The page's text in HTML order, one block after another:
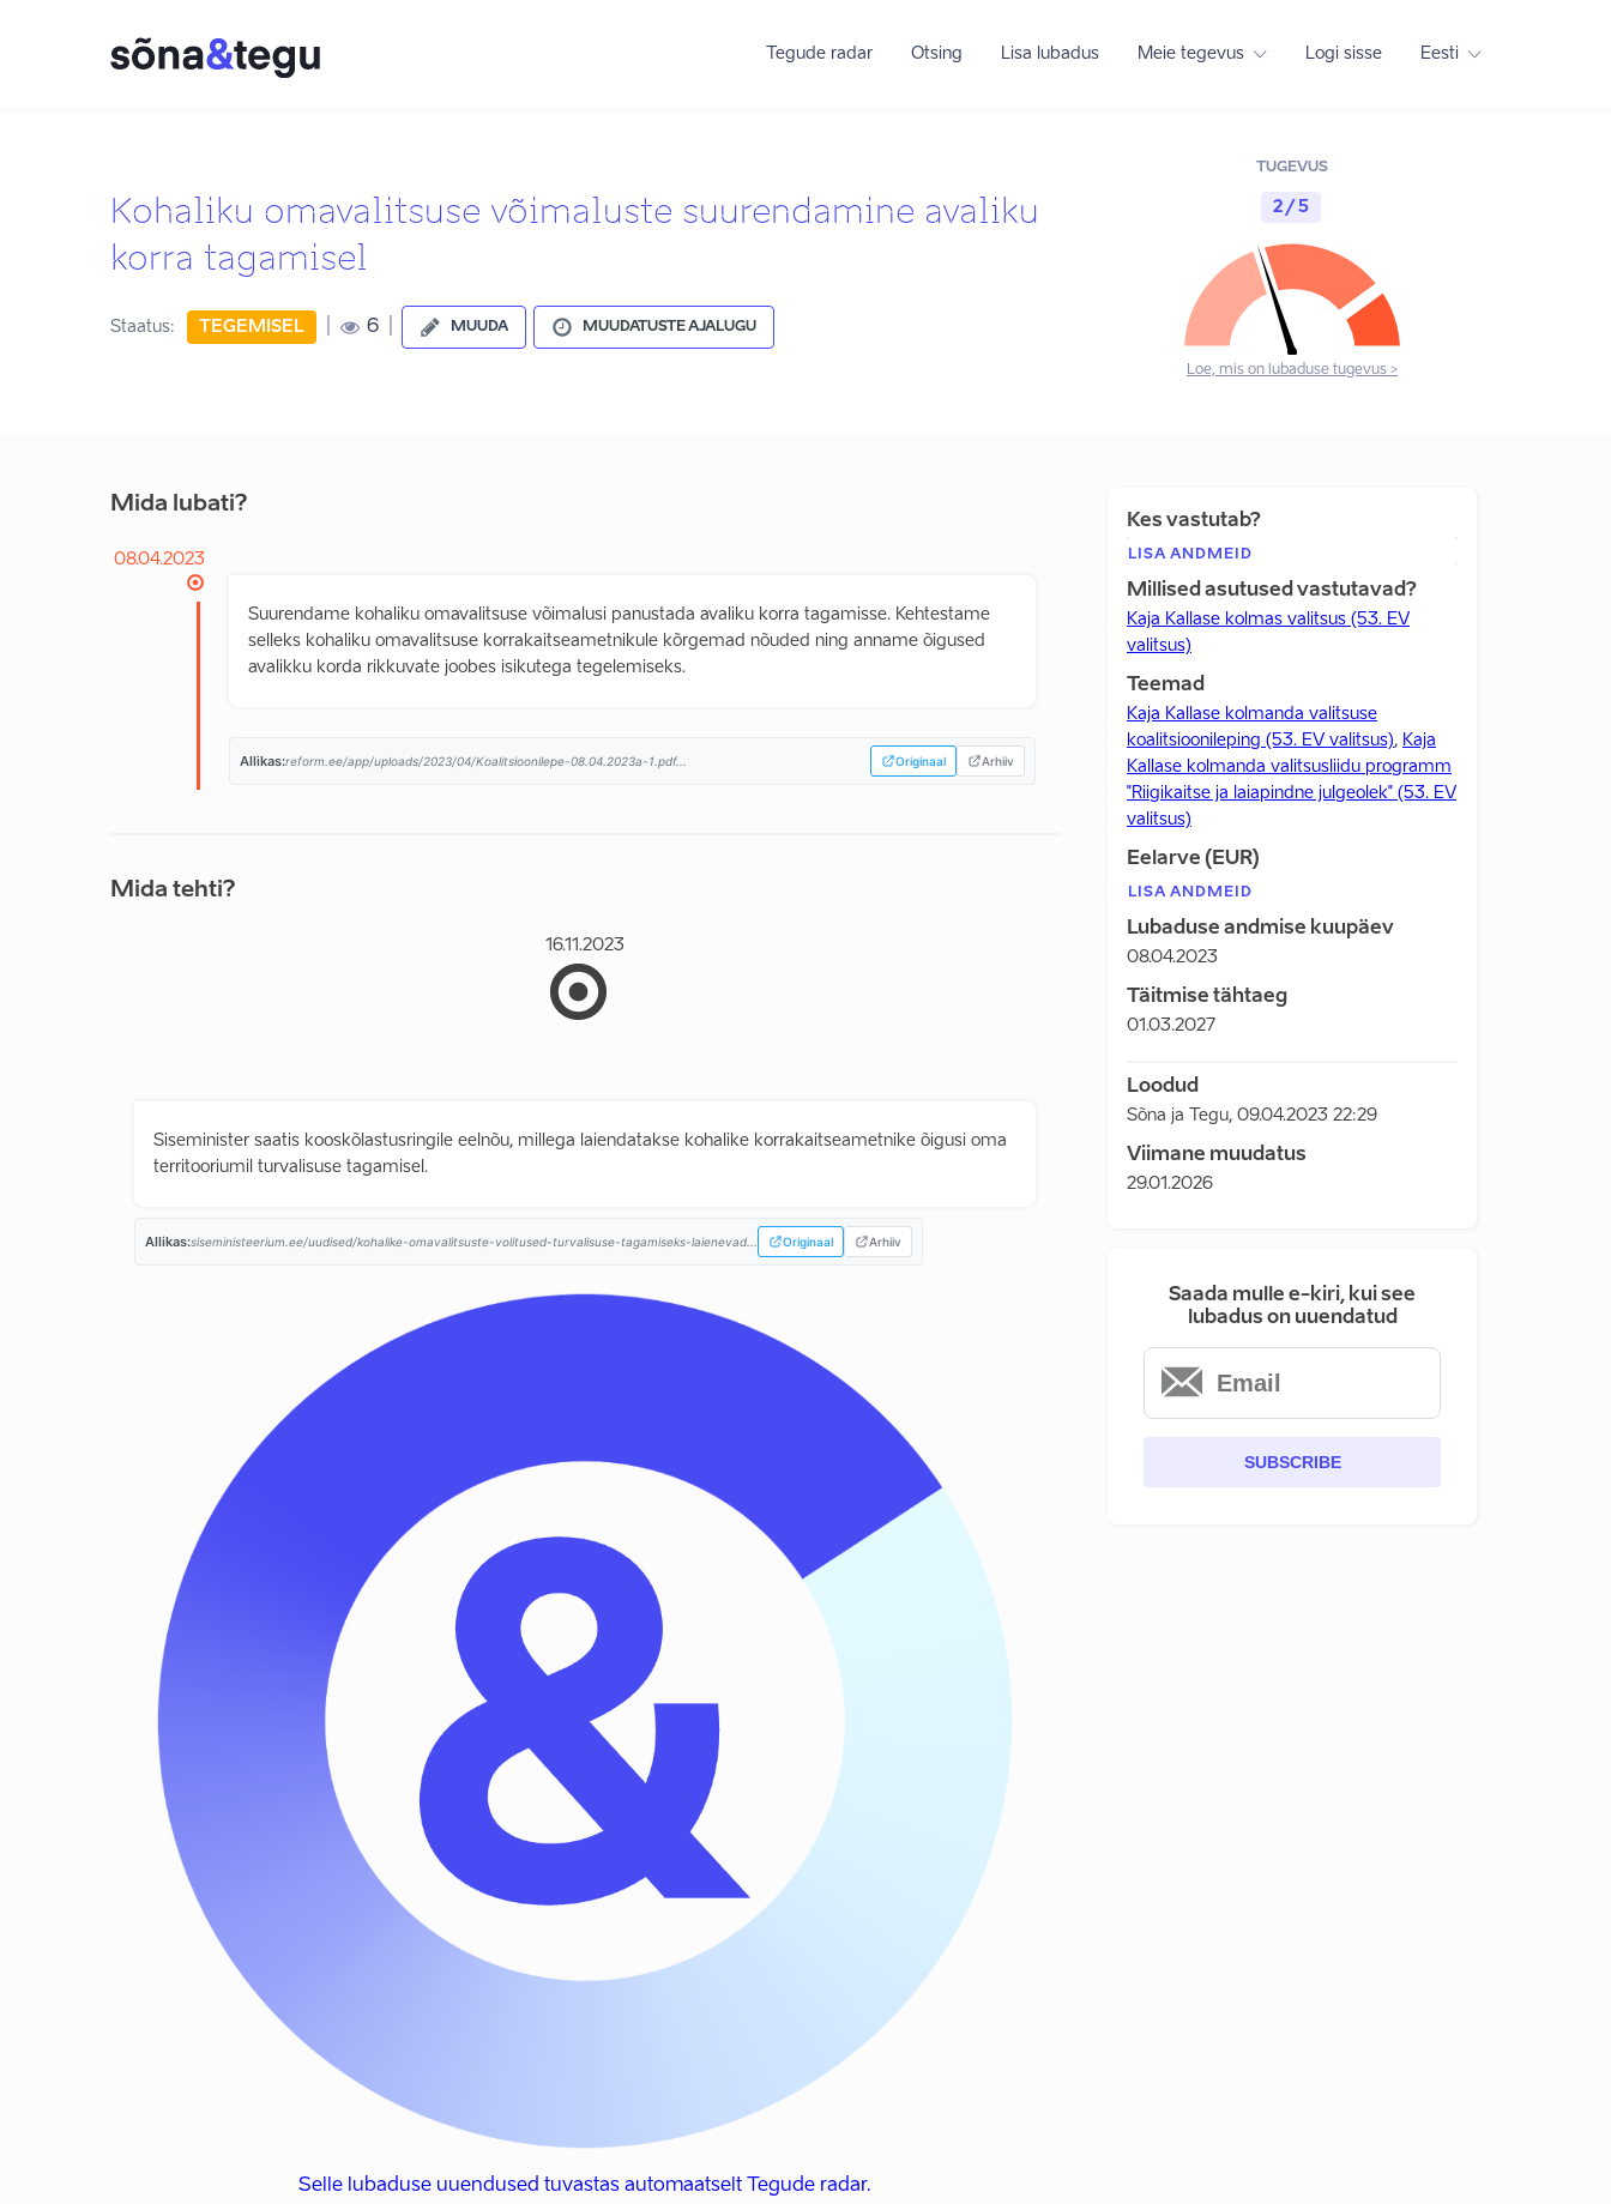
Tegude radar Otsing Lisa lubadus Meie tegevus Logi sisse Eesti
Kohaliku omavalitsuse võimaluste suurendamine avaliku
korra tagamisel
Staatus: TEGEMISEL 6 MUUDA MUUDATUSTE AJALUGU
TUGEVUS
2 / 5
Loe, mis on lubaduse tugevus >
Mida lubati?
08.04.2023
Suurendame kohaliku omavalitsuse võimalusi panustada avaliku korra tagamisse. Kehtestame
selleks kohaliku omavalitsuse korrakaitseametnikule kõrgemad nõuded ning anname õigused
avalikku korda rikkuvate joobes isikutega tegelemiseks.
Allikas:reform.ee/app/uploads/2023/04/Koalitsioonilepe-08.04.2023a-1.pdf... Originaal Arhiiv
Mida tehti?
16.11.2023
Siseminister saatis kooskõlastusringile eelnõu, millega laiendatakse kohalike korrakaitseametnike õigusi oma
territooriumil turvalisuse tagamisel.
Allikas:siseministeerium.ee/uudised/kohalike-omavalitsuste-volitused-turvalisuse-tagamiseks-laienevad... Originaal Arhiiv
Selle lubaduse uuendused tuvastas automaatselt Tegude radar.
Kes vastutab?
LISA ANDMEID
Millised asutused vastutavad?
Kaja Kallase kolmas valitsus (53. EV
valitsus)
Teemad
Kaja Kallase kolmanda valitsuse
koalitsioonileping (53. EV valitsus), Kaja
Kallase kolmanda valitsusliidu programm
"Riigikaitse ja laiapindne julgeolek" (53. EV
valitsus)
Eelarve (EUR)
LISA ANDMEID
Lubaduse andmise kuupäev
08.04.2023
Täitmise tähtaeg
01.03.2027
Loodud
Sõna ja Tegu, 09.04.2023 22:29
Viimane muudatus
29.01.2026
Saada mulle e-kiri, kui see
lubadus on uuendatud
SUBSCRIBE